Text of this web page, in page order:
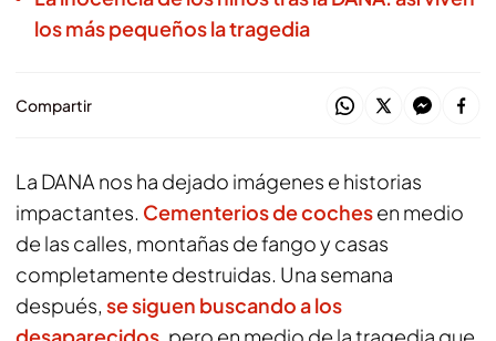
los más pequeños la tragedia
Compartir
La DANA nos ha dejado imágenes e historias
impactantes. Cementerios de cochesen medio
de las calles, montañas de fango y casas
completamente destruidas. Una semana
después, se siguen buscando a los